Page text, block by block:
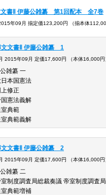
文書Ⅱ 伊藤公雑纂 第1回配本 全7巻
年09月 揃定価123,200円 （揃本体
文文書Ⅱ 伊藤公雑纂 1
2015年09月 定価17,600円 （本体16,000
雑纂 一
大
同
帝国
皇
室典範義解
文文書Ⅱ 伊藤公雑纂 2
2015年09月 定価17,600円 （本体16,000
雑纂 二
制度調査局総裁奏議 帝室制度調
典範増補